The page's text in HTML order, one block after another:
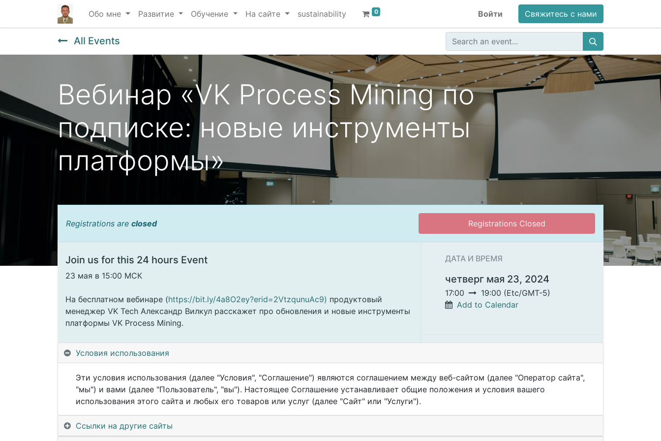
Обо мне Развитие Обучение На сайте sustainability 0 Войти Свяжитесь с нами
All Events
Вебинар «VK Process Mining по
подписке: новые инструменты
платформы»
Registrations are closed Registrations Closed
Join us for this 24 hours Event
23 мая в 15:00 МСК
На бесплатном вебинаре (https://bit.ly/4a8O2ey?erid=2VtzqunuAc9) продуктовый
менеджер VK Tech Александр Вилкул расскажет про обновления и новые инструменты
платформы VK Process Mining.
— функции Conformance, мультипроцессность и гибкие модели данных в VK Process
— возможности Task Mining для анализа серых областей процессов;
— преимущества использования VK Process Mining по модели подписки.!
ДАТА И ВРЕМЯ
четверг мая 23, 2024
17:00 19:00 (Etc/GMT-5)
Add to Calendar
МЕСТО
Онлайн
Условия использования
Эти условия использования (далее "Условия", "Соглашение") являются соглашением между веб-сайтом (далее "Оператор сайта",
"мы") и вами (далее "Пользователь", "вы"). Настоящее Соглашение устанавливает общие положения и условия вашего
использования этого сайта и любых его товаров или услуг (далее "Сайт" или "Услуги").
Ссылки на другие сайты